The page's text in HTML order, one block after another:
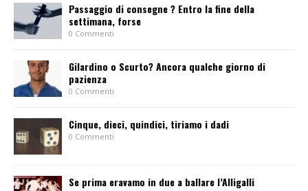
Passaggio di consegne ? Entro la fine della
settimana, forse
0 Commenti
Gilardino o Scurto? Ancora qualche giorno di
pazienza
0 Commenti
Cinque, dieci, quindici, tiriamo i dadi
0 Commenti
Se prima eravamo in due a ballare l’Alligalli